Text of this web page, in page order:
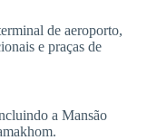
de aeroporto,
e praças de
a Mansão